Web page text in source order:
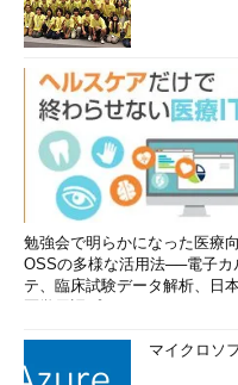
勉強会で明らかになった医療
OSSの多様な活用法──電子カ
テ、臨床試験データ解析、日
マイクロソ